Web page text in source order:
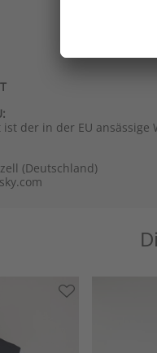
der in der EU ansässige
(Deutschland)